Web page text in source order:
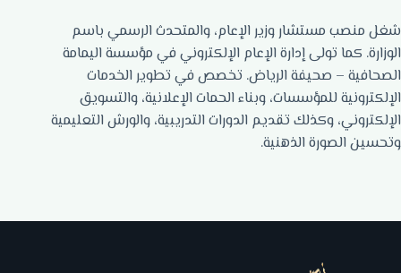
شغل منصب مستشار وزير الإعام، والمتحدث الرسمي باسم
الوزارة. كما تولى إدارة الإعام الإلكتروني في مؤسسة اليمامة
الصحافية – صحيفة الرياض. تخصص في تطوير الخدمات
الإلكترونية للمؤسسات، وبناء الحمات الإعلانية، والتسويق
الإلكتروني، وكذلك تقديم الدورات التدريبية، والورش التعليمية
وتحسين الصورة الذهنية.